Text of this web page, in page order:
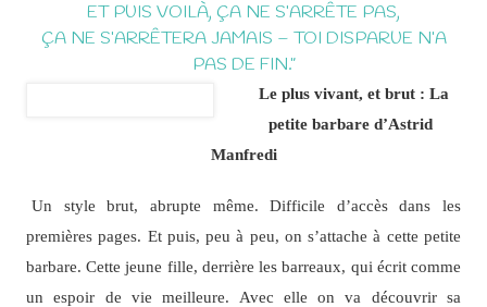
ET PUIS VOILÀ, ÇA NE S’ARRÊTE PAS,
ÇA NE S’ARRÊTERA JAMAIS – TOI DISPARUE N’A
PAS DE FIN.”
Le plus vivant, et brut : La
petite barbare d’Astrid
Manfredi
Un style brut, abrupte même. Difficile d’accès dans les
premières pages. Et puis, peu à peu, on s’attache à cette petite
barbare. Cette jeune fille, derrière les barreaux, qui écrit comme
un espoir de vie meilleure. Avec elle on va découvrir sa